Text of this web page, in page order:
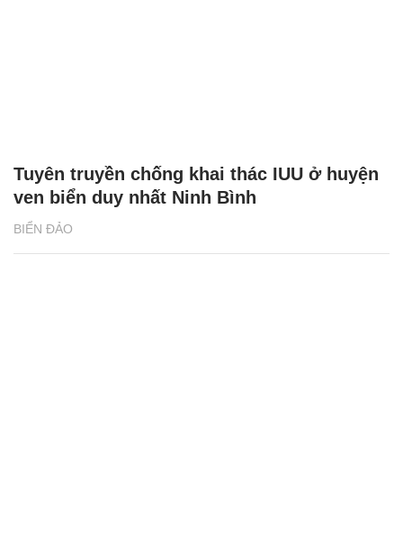
BIỂN ĐẢO
Tuyên truyền chống khai thác IUU ở huyện
ven biển duy nhất Ninh Bình